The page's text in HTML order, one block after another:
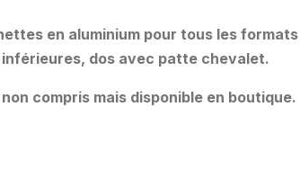
en aluminium pour tous les
inférieures, dos avec patte chevalet.
compris mais disponible en boutique.